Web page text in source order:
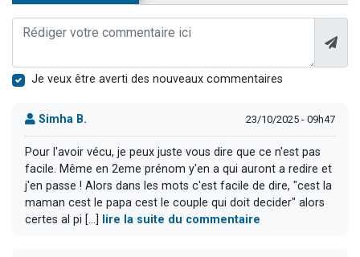
Je veux être averti des nouveaux commentaires
Simha B. 23/10/2025 - 09h47
Pour l'avoir vécu, je peux juste vous dire que ce n'est pas
facile. Même en 2eme prénom y'en a qui auront a redire et
j'en passe ! Alors dans les mots c'est facile de dire, "cest la
maman cest le papa cest le couple qui doit decider" alors
certes al pi [...]
lire la suite du commentaire